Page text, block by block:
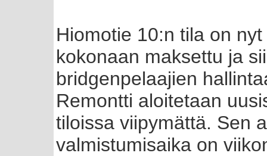
Hiomotie 10:n tila on nyt
kokonaan maksettu ja
bridgenpelaajien
Remontti aloitetaan
tiloissa viipymättä. Sen
valmistumisaika on